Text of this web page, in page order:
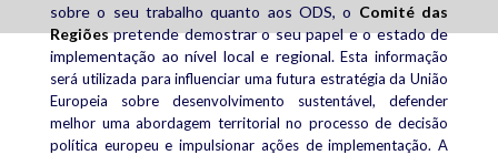
sobre o seu trabalho quanto aos ODS, o Comité das
Regiõespretende demostrar o seu papel e o estado de
implementação ao nível local e regional.Esta informação
será utilizada para influenciar uma futura estratégia da União
Europeia sobre desenvolvimento sustentável, defender
melhor uma abordagem territorial no processo de decisão
política europeu e impulsionar ações de implementação. A